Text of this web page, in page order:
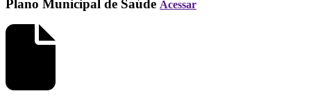
Plano Municipal de Saúde Acessar